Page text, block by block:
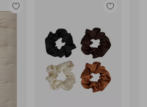
Lisää
Lisää